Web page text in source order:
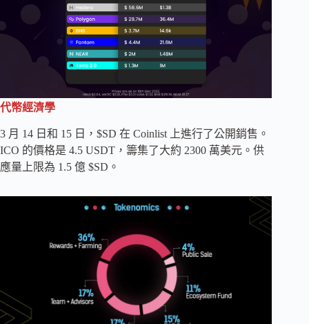
代幣經濟學
3 月 14 日和 15 日，$SD 在 Coinlist 上進行了公開銷售。
ICO 的價格是 4.5 USDT，籌集了大約 2300 萬美元。供
應量上限為 1.5 億 $SD。